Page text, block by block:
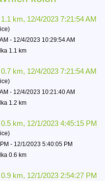
km, 12/4/2023 7:21:54 AM
- 12/4/2023 10:29:54 AM
1.1 km
km, 12/4/2023 7:21:54 AM
- 12/4/2023 10:21:40 AM
1.2 km
km, 12/1/2023 4:45:15 PM
- 12/1/2023 5:40:05 PM
0.6 km
km, 12/1/2023 2:54:27 PM